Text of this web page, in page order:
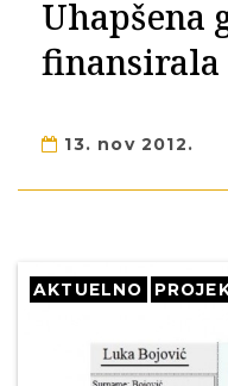
Uhapšena
13. nov 2012.
AKTUELNO